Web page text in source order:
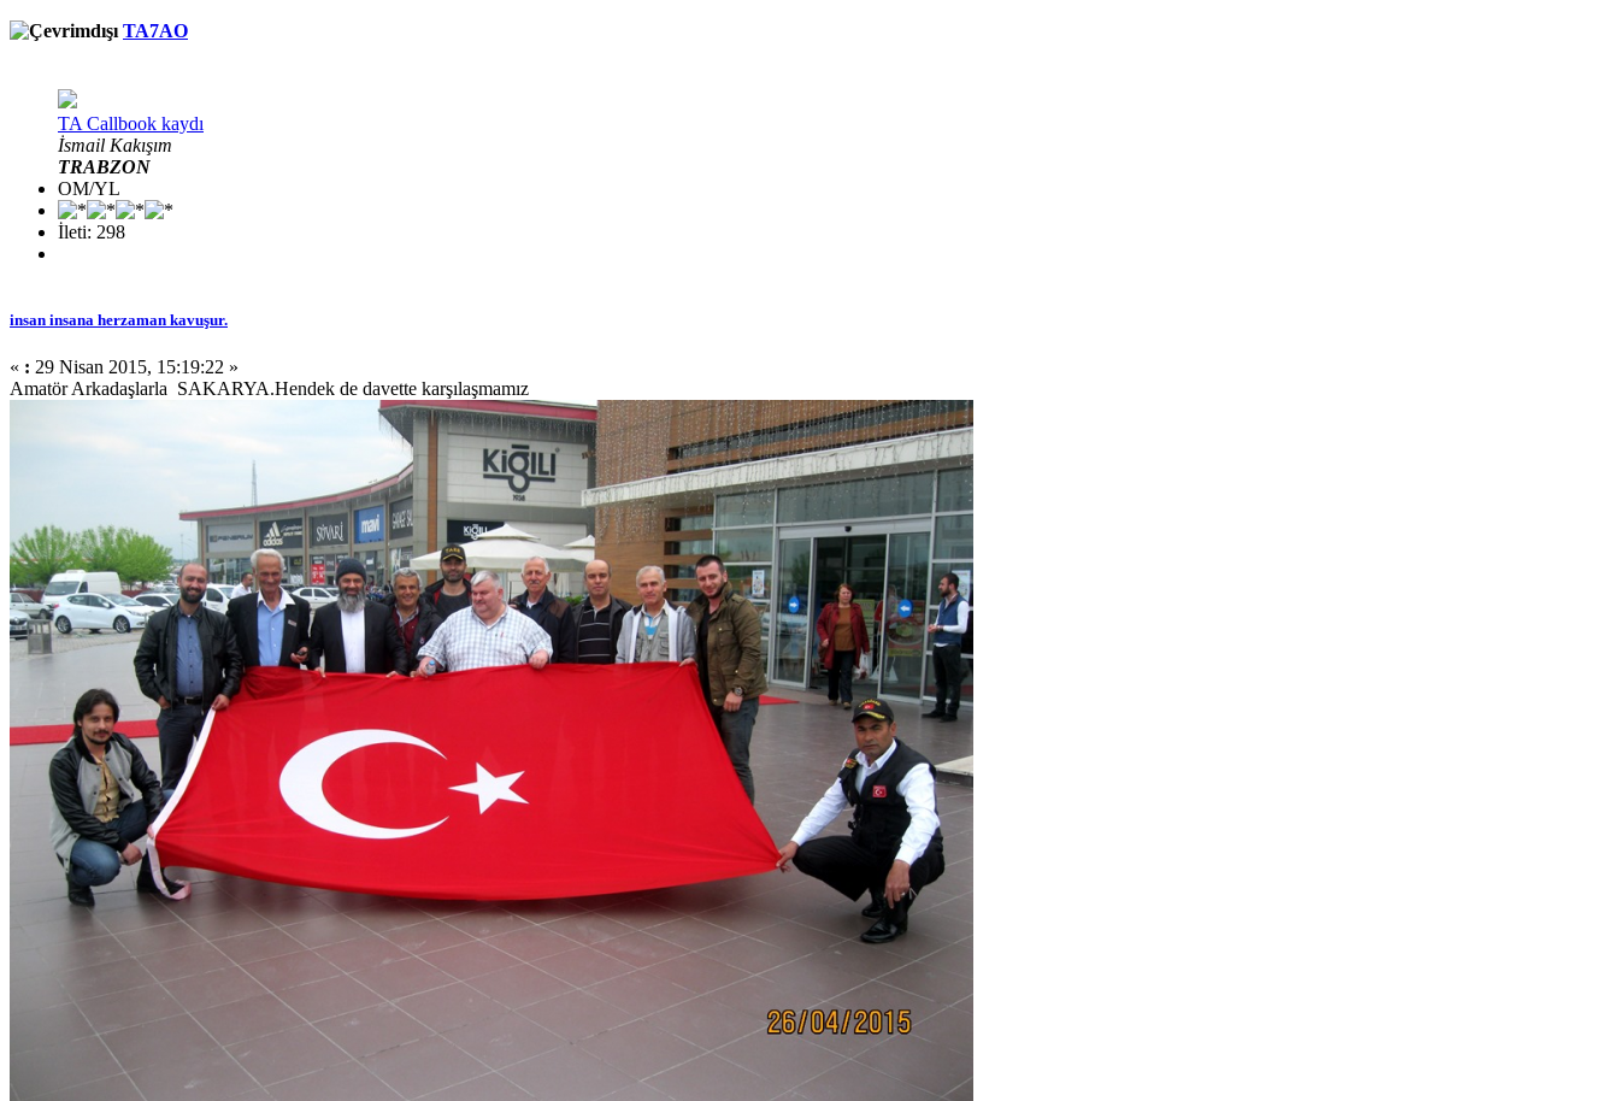
TA7AO
TA Callbook kaydı
İsmail Kakışım
TRABZON
OM/YL
İleti: 298
insan insana herzaman kavuşur.
« : 29 Nisan 2015, 15:19:22 »
Amatör Arkadaşlarla SAKARYA.Hendek de davette karşılaşmamız